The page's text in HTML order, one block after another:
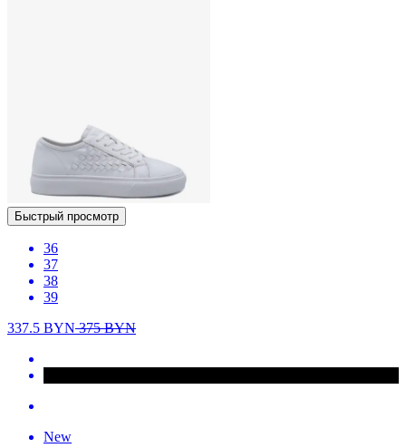
Быстрый просмотр
36
37
38
39
337.5 BYN375BYN
New